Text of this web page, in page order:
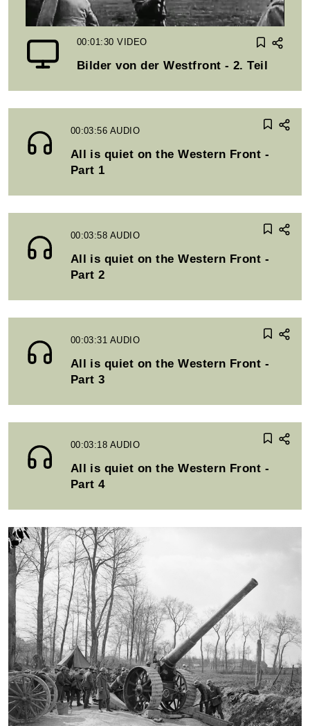
00:01:30VIDEO
Bilder von der Westfront - 2. Teil
00:03:56 AUDIO
All is quiet on the Western Front -
Part 1
00:03:58 AUDIO
All is quiet on the Western Front -
Part 2
00:03:31 AUDIO
All is quiet on the Western Front -
Part 3
00:03:18 AUDIO
All is quiet on the Western Front -
Part 4